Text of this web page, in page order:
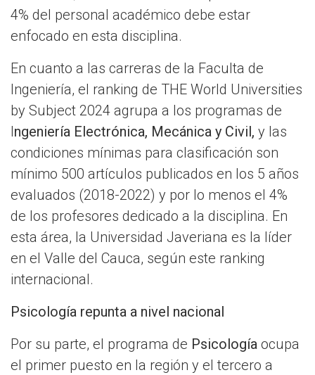
4% del personal académico debe estar
enfocado en esta disciplina.
En cuanto a las carreras de la Faculta de
Ingeniería, el ranking de THE World Universities
by Subject 2024 agrupa a los programas de
Ingeniería Electrónica, Mecánica y Civil, y las
condiciones mínimas para clasificación son
mínimo 500 artículos publicados en los 5 años
evaluados (2018-2022) y por lo menos el 4%
de los profesores dedicado a la disciplina. En
esta área, la Universidad Javeriana es la líder
en el Valle del Cauca, según este ranking
internacional.
Psicología repunta a nivel nacional
Por su parte, el programa de Psicología ocupa
el primer puesto en la región y el tercero a